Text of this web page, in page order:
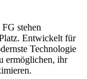
stehen
Entwickelt für
Technologie
ermöglichen, ihr